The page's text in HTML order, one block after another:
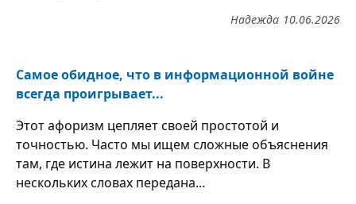
10.06.2026
Надежда
Самое обидное, что в информационной войне
всегда проигрывает...
Этот афоризм цепляет своей простотой и
точностью. Часто мы ищем сложные объяснения
там, где истина лежит на поверхности. В
нескольких словах передана...